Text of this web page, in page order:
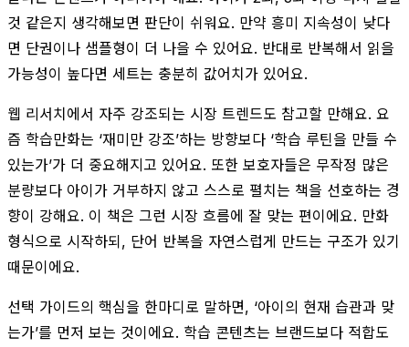
것 같은지 생각해보면 판단이 쉬워요. 만약 흥미 지속성이 낮다
면 단권이나 샘플형이 더 나을 수 있어요. 반대로 반복해서 읽을
가능성이 높다면 세트는 충분히 값어치가 있어요.
웹 리서치에서 자주 강조되는 시장 트렌드도 참고할 만해요. 요
즘 학습만화는 ‘재미만 강조’하는 방향보다 ‘학습 루틴을 만들 수
있는가’가 더 중요해지고 있어요. 또한 보호자들은 무작정 많은
분량보다 아이가 거부하지 않고 스스로 펼치는 책을 선호하는 경
향이 강해요. 이 책은 그런 시장 흐름에 잘 맞는 편이에요. 만화
형식으로 시작하되, 단어 반복을 자연스럽게 만드는 구조가 있기
때문이에요.
선택 가이드의 핵심을 한마디로 말하면, ‘아이의 현재 습관과 맞
는가’를 먼저 보는 것이에요. 학습 콘텐츠는 브랜드보다 적합도